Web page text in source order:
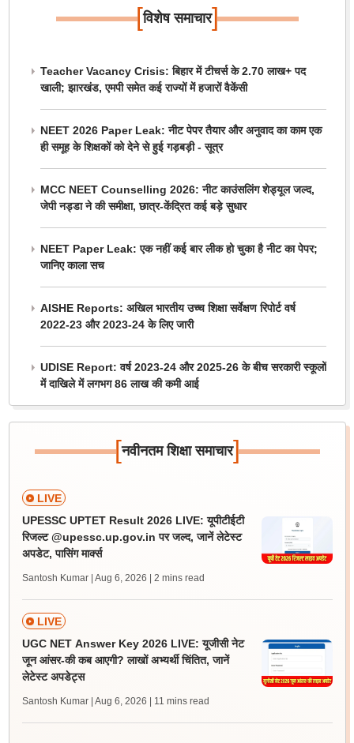
[विशेष समाचार]
Teacher Vacancy Crisis: बिहार में टीचर्स के 2.70 लाख+ पद
खाली; झारखंड, एमपी समेत कई राज्यों में हजारों वैकेंसी
NEET 2026 Paper Leak: नीट पेपर तैयार और अनुवाद का काम एक
ही समूह के शिक्षकों को देने से हुई गड़बड़ी - सूत्र
MCC NEET Counselling 2026: नीट काउंसलिंग शेड्यूल जल्द,
जेपी नड्डा ने की समीक्षा, छात्र-केंद्रित कई बड़े सुधार
NEET Paper Leak: एक नहीं कई बार लीक हो चुका है नीट का पेपर;
जानिए काला सच
AISHE Reports: अखिल भारतीय उच्च शिक्षा सर्वेक्षण रिपोर्ट वर्ष
2022-23 और 2023-24 के लिए जारी
UDISE Report: वर्ष 2023-24 और 2025-26 के बीच सरकारी स्कूलों
में दाखिले में लगभग 86 लाख की कमी आई
[नवीनतम शिक्षा समाचार]
LIVE
UPESSC UPTET Result 2026 LIVE: यूपीटीईटी
रिजल्ट @upessc.up.gov.in पर जल्द, जानें लेटेस्ट
अपडेट, पासिंग मार्क्स
Santosh Kumar | Aug 6, 2026 | 2 mins read
LIVE
UGC NET Answer Key 2026 LIVE: यूजीसी नेट
जून आंसर-की कब आएगी? लाखों अभ्यर्थी चिंतित, जानें
लेटेस्ट अपडेट्स
Santosh Kumar | Aug 6, 2026 | 11 mins read